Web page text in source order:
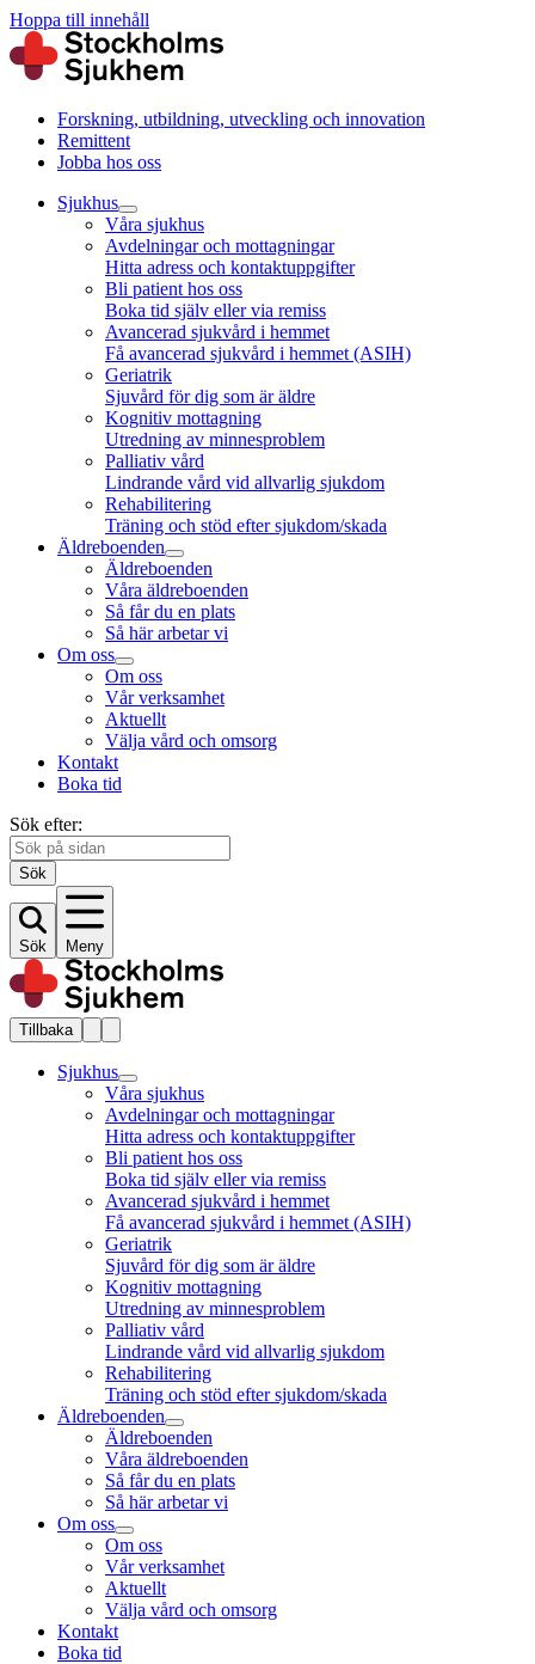
Hoppa till innehåll
Forskning, utbildning, utveckling och innovation
Remittent
Jobba hos oss
Sjukhus
Våra sjukhus
Avdelningar och mottagningar
Hitta adress och kontaktuppgifter
Bli patient hos oss
Boka tid själv eller via remiss
Avancerad sjukvård i hemmet
Få avancerad sjukvård i hemmet (ASIH)
Geriatrik
Sjuvård för dig som är äldre
Kognitiv mottagning
Utredning av minnesproblem
Palliativ vård
Lindrande vård vid allvarlig sjukdom
Rehabilitering
Träning och stöd efter sjukdom/skada
Äldreboenden
Äldreboenden
Våra äldreboenden
Så får du en plats
Så här arbetar vi
Om oss
Om oss
Vår verksamhet
Aktuellt
Välja vård och omsorg
Kontakt
Boka tid
Sök efter:
Sök
Sök Meny
Tillbaka
Sjukhus
Våra sjukhus
Avdelningar och mottagningar
Hitta adress och kontaktuppgifter
Bli patient hos oss
Boka tid själv eller via remiss
Avancerad sjukvård i hemmet
Få avancerad sjukvård i hemmet (ASIH)
Geriatrik
Sjuvård för dig som är äldre
Kognitiv mottagning
Utredning av minnesproblem
Palliativ vård
Lindrande vård vid allvarlig sjukdom
Rehabilitering
Träning och stöd efter sjukdom/skada
Äldreboenden
Äldreboenden
Våra äldreboenden
Så får du en plats
Så här arbetar vi
Om oss
Om oss
Vår verksamhet
Aktuellt
Välja vård och omsorg
Kontakt
Boka tid